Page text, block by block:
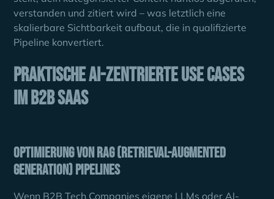
verstanden und zitiert wird – was letztlich eine
skalierbare Sichtbarkeit aufbaut, die in qualifizierte
Pipeline konvertiert.
Praktische AI-zentrierte Use Cases
im B2B SaaS
Optimierung von RAG (Retrieval-Augmented
Generation) Pipelines
Wenn B2B Tech Companies eigene LLMs oder AI-